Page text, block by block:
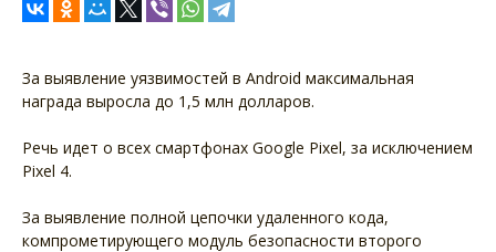
За выявление уязвимостей в Android максимальная
награда выросла до 1,5 млн долларов.
Речь идет о всех смартфонах Google Pixel, за исключением
Pixel 4.
За выявление полной цепочки удаленного кода,
компрометирующего модуль безопасности второго